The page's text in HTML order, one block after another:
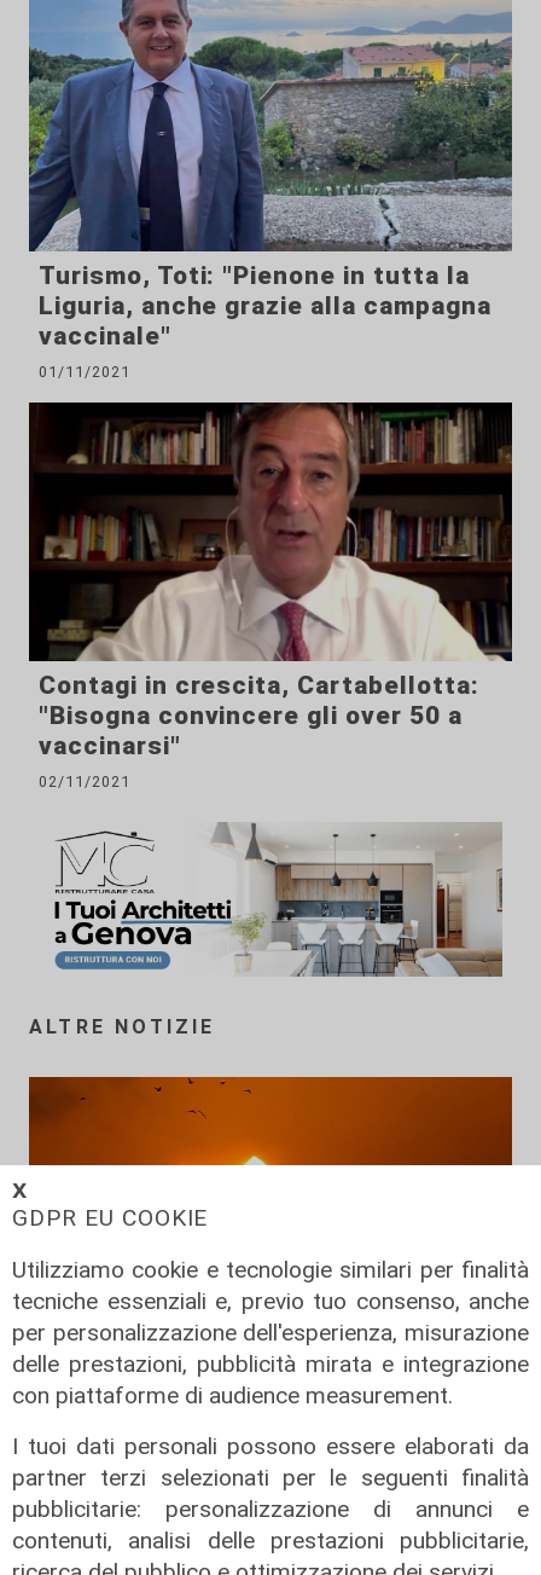
𝗫
GDPR EU COOKIE
Utilizziamo cookie e tecnologie similari per finalità
tecniche essenziali e, previo tuo consenso, anche
per personalizzazione dell'esperienza, misurazione
delle prestazioni, pubblicità mirata e integrazione
con piattaforme di audience measurement.
I tuoi dati personali possono essere elaborati da
partner terzi selezionati per le seguenti finalità
pubblicitarie: personalizzazione di annunci e
contenuti, analisi delle prestazioni pubblicitarie,
Turismo, Toti: "Pienone in tutta la
Liguria, anche grazie alla campagna
vaccinale"
01/11/2021
Contagi in crescita, Cartabellotta:
"Bisogna convincere gli over 50 a
vaccinarsi"
02/11/2021
ALTRE NOTIZIE
Prevenzione
Il 12 agosto eclissi di sole,
l'appello: "Non guardatela senza
protezioni"
06/08/2026
di F.S.